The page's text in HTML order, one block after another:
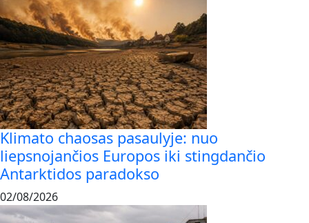
Klimato chaosas pasaulyje: nuo
liepsnojančios Europos iki stingdančio
Antarktidos paradokso
02/08/2026